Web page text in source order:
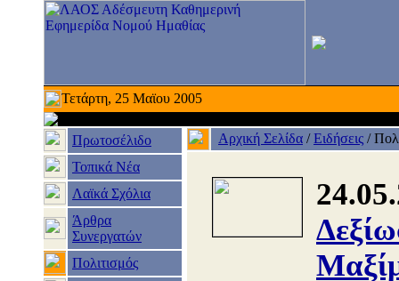
Τετάρτη, 25 Μαϊου 2005
Πρωτοσέλιδο
Τοπικά Νέα
Λαϊκά Σχόλια
Άρθρα
Συνεργατών
Πολιτισμός
Αρχική Σελίδα /Ειδήσεις /